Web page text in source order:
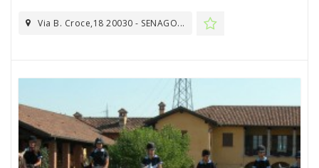
Via B. Croce,18 20030 - SENAGO...